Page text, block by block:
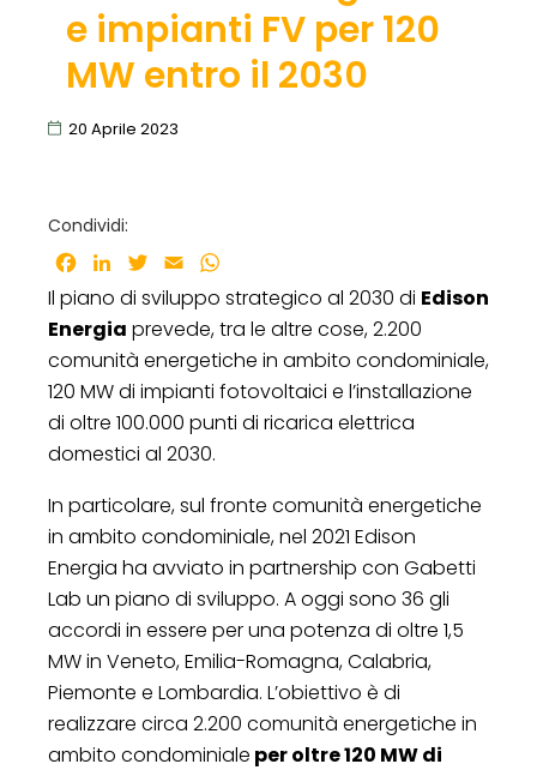
e impianti FV per 120
MW entro il 2030
20 Aprile 2023
Condividi:
Facebook
LinkedInTwitter
Email
Il piano di sviluppo strategico al 2030 di Edison
Energia prevede, tra le altre cose, 2.200
comunità energetiche in ambito condominiale,
120 MW di impianti fotovoltaici e l’installazione
di oltre 100.000 punti di ricarica elettrica
domestici al 2030.
In particolare, sul fronte comunità energetiche
in ambito condominiale, nel 2021 Edison
Energia ha avviato in partnership con Gabetti
Lab un piano di sviluppo. A oggi sono 36 gli
accordi in essere per una potenza di oltre 1,5
MW in Veneto, Emilia-Romagna, Calabria,
Piemonte e Lombardia. L’obiettivo è di
realizzare circa 2.200 comunità energetiche in
ambito condominiale per oltre 120 MW di